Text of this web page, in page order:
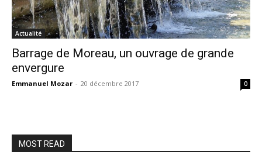
Actualité
Barrage de Moreau, un ouvrage de grande
envergure
Emmanuel Mozar - 20 décembre 2017 0
MOST READ